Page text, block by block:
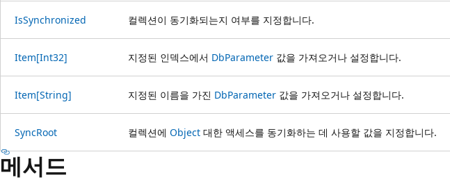
IsSynchronized 컬렉션이 동기화되는지 여부를 지정합니다.
Item[Int32] 지정된 인덱스에서 DbParameter 값을 가져오거나 설정합니다.
Item[String] 지정된 이름을 가진 DbParameter 값을 가져오거나 설정합니다.
SyncRoot 컬렉션에 Object 대한 액세스를 동기화하는 데 사용할 값을 지정합니다.
메서드